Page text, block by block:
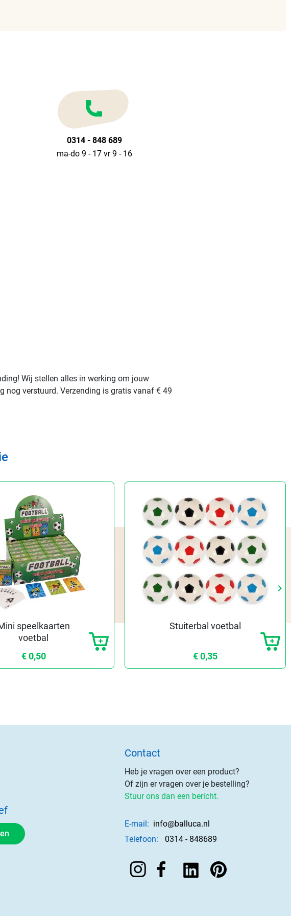
0314 - 848 689
ma-do 9 - 17 vr 9 - 16
Wij stellen alles in werking om jouw
nog verstuurd. Verzending is gratis vanaf € 49
keyboard_arrow_right
speelkaarten
voetbal
€ 0,50
Stuiterbal voetbal
€ 0,35
Contact
Heb je vragen over een product?
Of zijn er vragen over je bestelling?
Stuur ons dan een bericht.
E-mail: info@balluca.nl
Telefoon:
0314 - 848689